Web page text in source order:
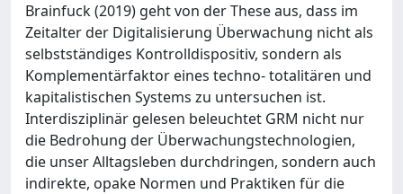
Brainfuck (2019) geht von der These aus, dass im
Zeitalter der Digitalisierung Überwachung nicht als
selbstständiges Kontrolldispositiv, sondern als
Komplementärfaktor eines techno- totalitären und
kapitalistischen Systems zu untersuchen ist.
Interdisziplinär gelesen beleuchtet GRM nicht nur
die Bedrohung der Überwachungstechnologien,
die unser Alltagsleben durchdringen, sondern auch
indirekte, opake Normen und Praktiken für die